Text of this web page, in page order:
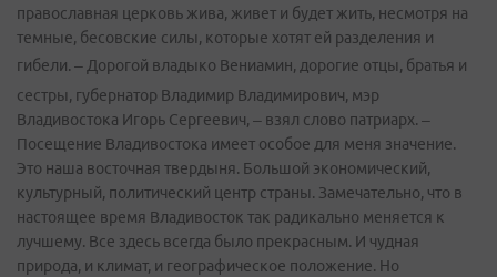
православная церковь жива, живет и будет жить, несмотря на
темные, бесовские силы, которые хотят ей разделения и
гибели. – Дорогой владыко Вениамин, дорогие отцы, братья и
сестры, губернатор Владимир Владимирович, мэр
Владивостока Игорь Сергеевич, – взял слово патриарх. –
Посещение Владивостока имеет особое для меня значение.
Это наша восточная твердыня. Большой экономический,
культурный, политический центр страны. Замечательно, что в
настоящее время Владивосток так радикально меняется к
лучшему. Все здесь всегда было прекрасным. И чудная
природа, и климат, и географическое положение. Но